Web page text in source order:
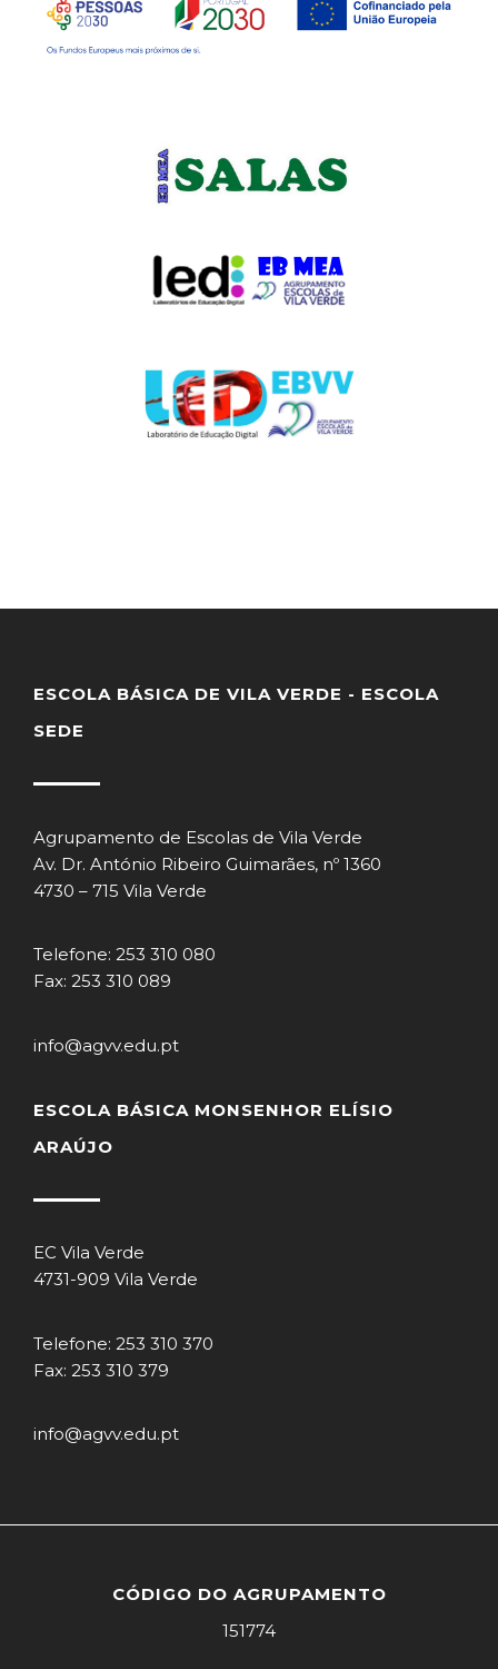
ESCOLA BÁSICA DE VILA VERDE - ESCOLA
SEDE
Agrupamento de Escolas de Vila Verde
Av. Dr. António Ribeiro Guimarães, nº 1360
4730 – 715 Vila Verde
Telefone: 253 310 080
Fax: 253 310 089
info@agvv.edu.pt
ESCOLA BÁSICA MONSENHOR ELÍSIO
ARAÚJO
EC Vila Verde
4731-909 Vila Verde
Telefone: 253 310 370
Fax: 253 310 379
info@agvv.edu.pt
CÓDIGO DO AGRUPAMENTO
151774